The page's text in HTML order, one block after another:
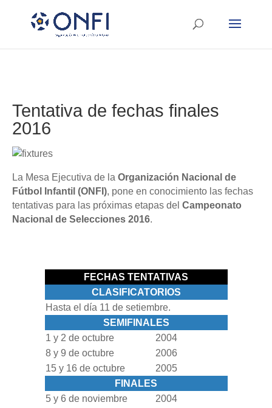
Tentativa de fechas finales
2016
La Mesa Ejecutiva de la Organización Nacional de
Fútbol Infantil (ONFI), pone en conocimiento las fechas
tentativas para las próximas etapas del Campeonato
Nacional de Selecciones 2016.
FECHAS TENTATIVAS
CLASIFICATORIOS
Hasta el día 11 de setiembre.
SEMIFINALES
1 y 2 de octubre
2004
8 y 9 de octubre
2006
15 y 16 de octubre
2005
FINALES
5 y 6 de noviembre
2004